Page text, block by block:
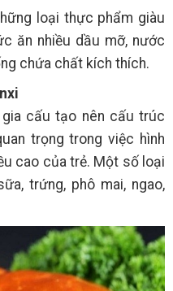
loại thực phẩm giàu
ăn nhiều dầu mỡ, nước
chứa chất kích thích.
cấu tạo nên cấu trúc
trọng trong việc hình
cao của trẻ. Một số loại
trứng, phô mai, ngao,